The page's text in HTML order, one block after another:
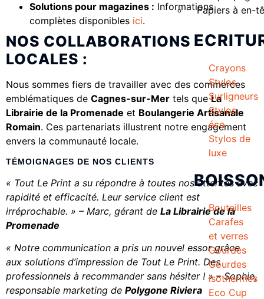
Papiers à en-
Crayons
Stylos
Surligneurs
Stylos
éco
Stylos de
luxe
Bouteilles
Carafes
et verres
Gourdes
Gourdes
isothermes
Eco Cup
Solutions pour magazines : Informations
complètes disponibles ici.
NOS COLLABORATIONS
LOCALES :
Nous sommes fiers de travailler avec des commerces
emblématiques de Cagnes-sur-Mer tels queLa
Librairie de la Promenade et Boulangerie Artisanale
Romain. Ces partenariats illustrent notre engagement
envers la communauté locale.
TÉMOIGNAGES DE NOS CLIENTS
« Tout Le Print a su répondre à toutes nos attentes avec
rapidité et efficacité. Leur service client est
irréprochable. » – Marc, gérant de La Librairie de la
Promenade
« Notre communication a pris un nouvel essor grâce
aux solutions d’impression de Tout Le Print. Des
professionnels à recommander sans hésiter ! » – Sophie,
responsable marketing de Polygone Riviera